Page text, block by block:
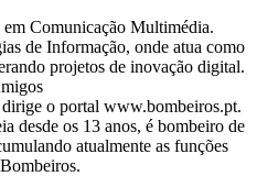
Comunicação Multimédia.
de Informação, onde atua como
projetos de inovação digital.
o portal www.bombeiros.pt.
desde os 13 anos, é bombeiro de
atualmente as funções